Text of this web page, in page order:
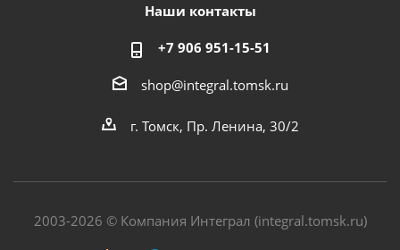
Наши контакты
+7 906 951-15-51
shop@integral.tomsk.ru
г. Томск, Пр. Ленина, 30/2
2003-2026 © Компания Интеграл (integral.tomsk.ru)